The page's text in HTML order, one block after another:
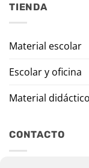
TIENDA
Material escolar
Escolar y oficina
Material didáctico
CONTACTO